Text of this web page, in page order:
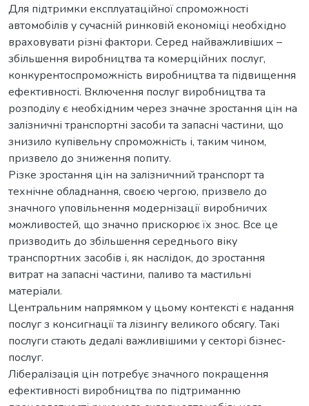
Для підтримки експлуатаційної спроможності
автомобілів у сучасній ринковій економіці необхідно
враховувати різні фактори. Серед найважливіших –
збільшення виробництва та комерційних послуг,
конкурентоспроможність виробництва та підвищення
ефективності. Включення послуг виробництва та
розподілу є необхідним через значне зростання цін на
залізничні транспортні засоби та запасні частини, що
знизило купівельну спроможність і, таким чином,
призвело до зниження попиту.
Різке зростання цін на залізничний транспорт та
технічне обладнання, своєю чергою, призвело до
значного уповільнення модернізації виробничих
можливостей, що значно прискорює їх знос. Все це
призводить до збільшення середнього віку
транспортних засобів і, як наслідок, до зростання
витрат на запасні частини, паливо та мастильні
матеріали.
Центральним напрямком у цьому контексті є надання
послуг з консигнації та лізингу великого обсягу. Такі
послуги стають дедалі важливішими у секторі бізнес-
послуг.
Лібералізація цін потребує значного покращення
ефективності виробництва по підтриманню